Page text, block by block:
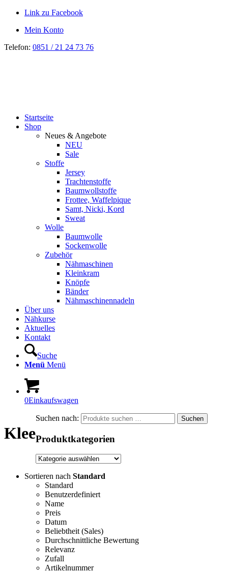
Link zu Facebook
Mein Konto
Telefon: 0851 / 21 24 73 76
Startseite
Shop
Neues & Angebote
NEU
Sale
Stoffe
Jersey
Trachtenstoffe
Baumwollstoffe
Frottee, Waffelpique
Samt, Nicki, Kord
Sweat
Wolle
Baumwolle
Sockenwolle
Zubehör
Nähmaschinen
Kleinkram
Knöpfe
Bänder
Nähmaschinennadeln
Über uns
Nähkurse
Aktuelles
Kontakt
Suche
Menü Menü
0Einkaufswagen
Klee
Sortieren nach Standard
Standard
Benutzerdefiniert
Name
Preis
Datum
Beliebtheit (Sales)
Durchschnittliche Bewertung
Relevanz
Zufall
Artikelnummer
Suchen nach: Suchen
Produktkategorien